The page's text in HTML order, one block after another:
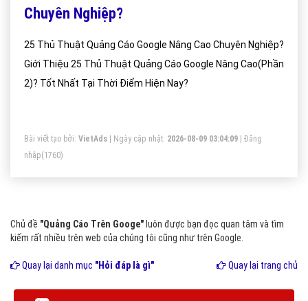
Chuyên Nghiệp?
25 Thủ Thuật Quảng Cáo Google Nâng Cao Chuyên Nghiệp?
Giới Thiệu 25 Thủ Thuật Quảng Cáo Google Nâng Cao(Phần
2)? Tốt Nhất Tại Thời Điểm Hiện Nay?
Bài viết tạo bởi: VietAds | Ngày cập nhật: 2026-08-09 03:04:09
Đăng
nhập(1760)
Chủ đề "Quảng Cáo Trên Googe" luôn được bạn đọc quan tâm và tìm
kiếm rất nhiều trên web của chúng tôi cũng như trên Google.
Quay lại danh mục "Hỏi đáp là gì" Quay lại trang chủ